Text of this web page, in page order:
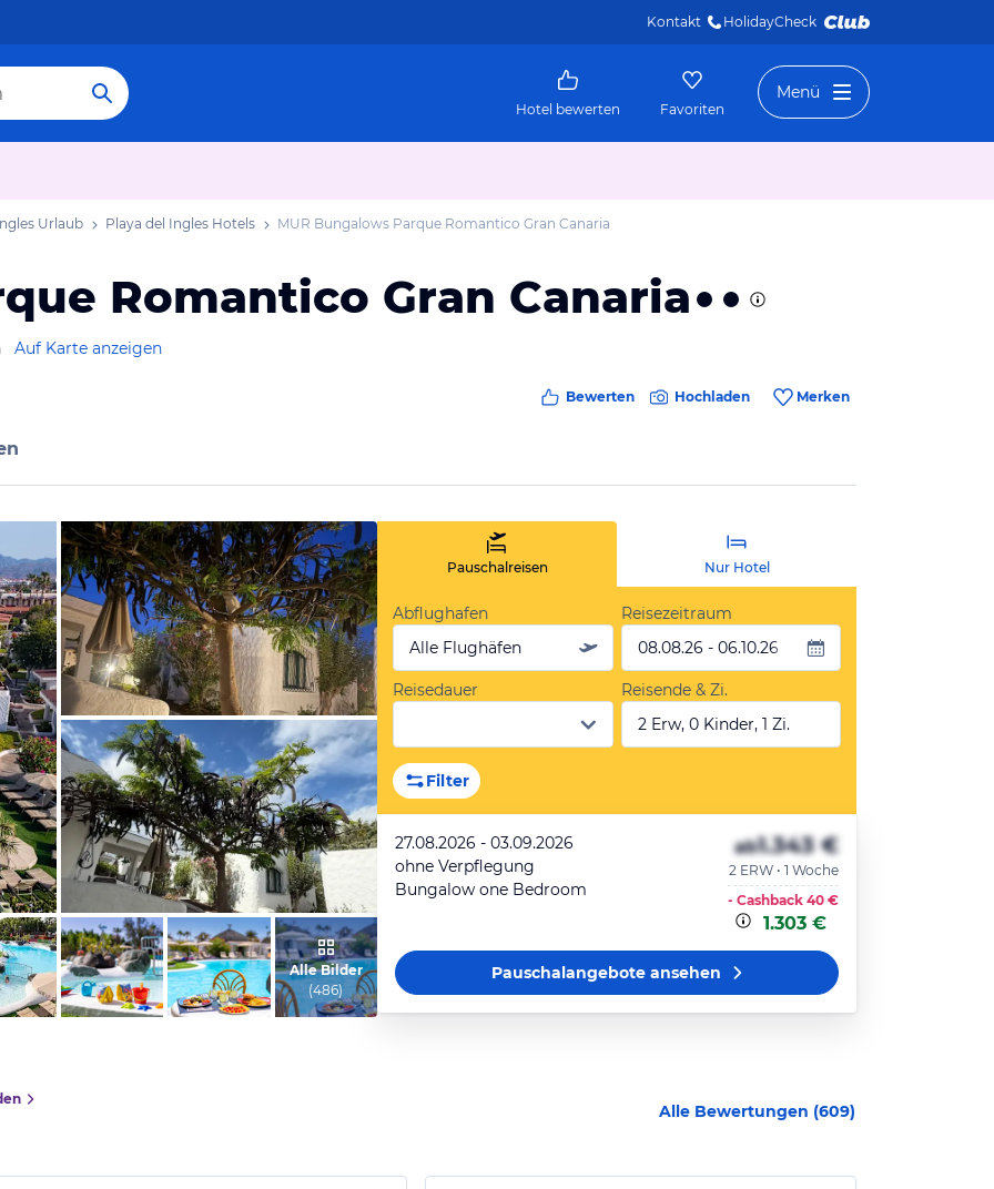
Kontakt HolidayCheck
Hotel bewerten Favoriten
Menü
Urlaub Playa del Ingles Hotels MUR Bungalows Parque Romantico Gran Canaria
Romantico Gran Canaria
Auf Karte anzeigen
Bewerten Hochladen Merken
von Frank , Juni 2026
von Frank , Juni 2026
Alle Bilder
(486)
Pauschalreisen Nur Hotel
Abflughafen
Alle Flughäfen
Reisezeitraum
08.08.26 - 06.10.26
Reisedauer
Reisende & Zi.
2 Erw, 0 Kinder, 1 Zi.
Filter
27.08.2026 - 03.09.2026
ohne Verpflegung
Bungalow one Bedroom
ab1.343 €
2 ERW • 1 Woche
- Cashback 40 €
1.303 €
Pauschalangeboteansehen
Alle Bewertungen (609)